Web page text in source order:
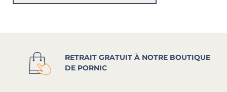
RETRAIT GRATUIT À NOTRE BOUTIQUE
DE PORNIC